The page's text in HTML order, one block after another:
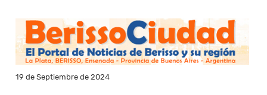
19 de Septiembre de 2024